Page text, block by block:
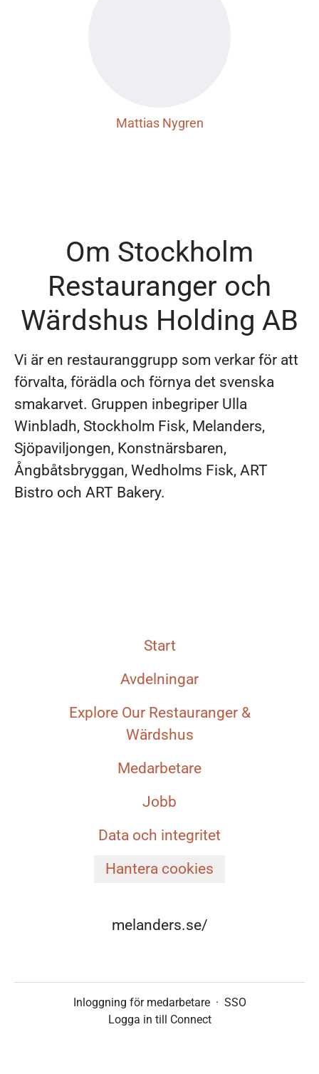
Mattias Nygren
Om Stockholm
Restauranger och
Wärdshus Holding AB
Vi är en restauranggrupp som verkar för att
förvalta, förädla och förnya det svenska
smakarvet. Gruppen inbegriper Ulla
Winbladh, Stockholm Fisk, Melanders,
Sjöpaviljongen, Konstnärsbaren,
Ångbåtsbryggan, Wedholms Fisk, ART
Bistro och ART Bakery.
Start
Avdelningar
Explore Our Restauranger &
Wärdshus
Medarbetare
Jobb
Data och integritet
Hantera cookies
melanders.se/
Inloggning för medarbetare · SSO
Logga in till Connect